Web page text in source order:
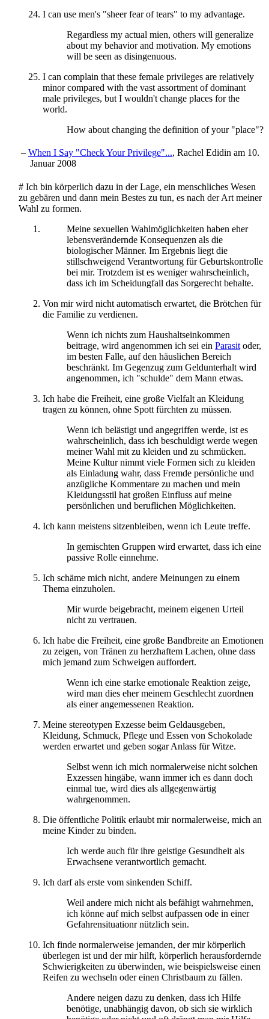
I can use men's "sheer fear of tears" to my advantage.
Regardless my actual mien, others will generalize
about my behavior and motivation. My emotions
will be seen as disingenuous.
I can complain that these female privileges are relatively
minor compared with the vast assortment of dominant
male privileges, but I wouldn't change places for the
world.
How about changing the definition of your "place"?
– When I Say "Check Your Privilege"..., Rachel Edidin am 10.
Januar 2008
# Ich bin körperlich dazu in der Lage, ein menschliches Wesen
zu gebären und dann mein Bestes zu tun, es nach der Art meiner
Wahl zu formen.
Meine sexuellen Wahlmöglichkeiten haben eher
lebensverändernde Konsequenzen als die
biologischer Männer. Im Ergebnis liegt die
stillschweigend Verantwortung für Geburtskontrolle
bei mir. Trotzdem ist es weniger wahrscheinlich,
dass ich im Scheidungfall das Sorgerecht behalte.
Von mir wird nicht automatisch erwartet, die Brötchen für
die Familie zu verdienen.
Wenn ich nichts zum Haushaltseinkommen
beitrage, wird angenommen ich sei ein Parasit oder,
im besten Falle, auf den häuslichen Bereich
beschränkt. Im Gegenzug zum Geldunterhalt wird
angenommen, ich "schulde" dem Mann etwas.
Ich habe die Freiheit, eine große Vielfalt an Kleidung
tragen zu können, ohne Spott fürchten zu müssen.
Wenn ich belästigt und angegriffen werde, ist es
wahrscheinlich, dass ich beschuldigt werde wegen
meiner Wahl mit zu kleiden und zu schmücken.
Meine Kultur nimmt viele Formen sich zu kleiden
als Einladung wahr, dass Fremde persönliche und
anzügliche Kommentare zu machen und mein
Kleidungsstil hat großen Einfluss auf meine
persönlichen und beruflichen Möglichkeiten.
Ich kann meistens sitzenbleiben, wenn ich Leute treffe.
In gemischten Gruppen wird erwartet, dass ich eine
passive Rolle einnehme.
Ich schäme mich nicht, andere Meinungen zu einem
Thema einzuholen.
Mir wurde beigebracht, meinem eigenen Urteil
nicht zu vertrauen.
Ich habe die Freiheit, eine große Bandbreite an Emotionen
zu zeigen, von Tränen zu herzhaftem Lachen, ohne dass
mich jemand zum Schweigen auffordert.
Wenn ich eine starke emotionale Reaktion zeige,
wird man dies eher meinem Geschlecht zuordnen
als einer angemessenen Reaktion.
Meine stereotypen Exzesse beim Geldausgeben,
Kleidung, Schmuck, Pflege und Essen von Schokolade
werden erwartet und geben sogar Anlass für Witze.
Selbst wenn ich mich normalerweise nicht solchen
Exzessen hingäbe, wann immer ich es dann doch
einmal tue, wird dies als allgegenwärtig
wahrgenommen.
Die öffentliche Politik erlaubt mir normalerweise, mich an
meine Kinder zu binden.
Ich werde auch für ihre geistige Gesundheit als
Erwachsene verantwortlich gemacht.
Ich darf als erste vom sinkenden Schiff.
Weil andere mich nicht als befähigt wahrnehmen,
ich könne auf mich selbst aufpassen ode in einer
Gefahrensituationr nützlich sein.
Ich finde normalerweise jemanden, der mir körperlich
überlegen ist und der mir hilft, körperlich herausfordernde
Schwierigkeiten zu überwinden, wie beispielsweise einen
Reifen zu wechseln oder einen Christbaum zu fällen.
Andere neigen dazu zu denken, dass ich Hilfe
benötige, unabhängig davon, ob sich sie wirklich